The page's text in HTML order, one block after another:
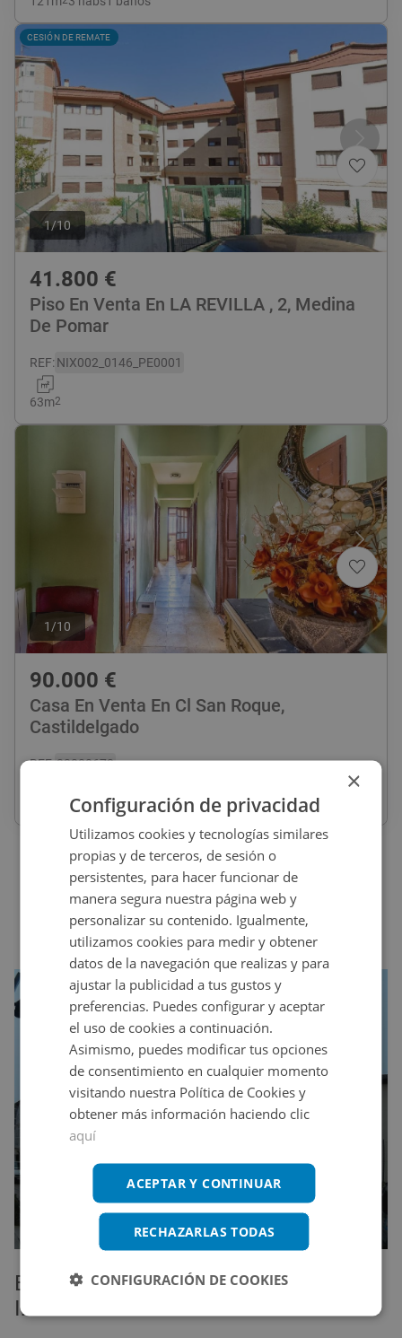
1/10
CESIÓN DE REMATE
41.800 €
Piso En Venta En LA REVILLA , 2, Medina
De Pomar
REF:NIX002_0146_PE0001
63m2
1 /10
90.000 €
Casa En Venta En Cl San Roque,
Castildelgado
REF:33000673
6 habs2 baños
Busca pisos en Burgos con Altamira
Inmuebles
×
Configuración de privacidad
Utilizamos cookies y tecnologías similares
propias y de terceros, de sesión o
persistentes, para hacer funcionar de
manera segura nuestra página web y
personalizar su contenido. Igualmente,
utilizamos cookies para medir y obtener
datos de la navegación que realizas y para
ajustar la publicidad a tus gustos y
preferencias. Puedes configurar y aceptar
el uso de cookies a continuación.
Asimismo, puedes modificar tus opciones
de consentimiento en cualquier momento
visitando nuestra Política de Cookies y
obtener más información haciendo clic
aquí
ACEPTAR Y CONTINUAR
RECHAZARLAS TODAS
CONFIGURACIÓN DE COOKIES